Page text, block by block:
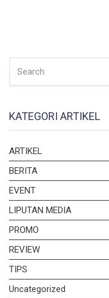
FOR:
KATEGORI ARTIKEL
ARTIKEL
BERITA
EVENT
LIPUTAN MEDIA
PROMO
REVIEW
TIPS
Uncategorized